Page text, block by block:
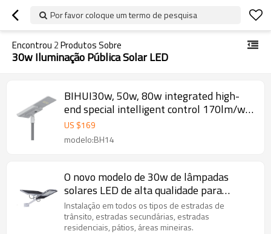
Por favor coloque um termo de pesquisa
Encontrou 2Produtos Sobre
30w Iluminação Pública Solar LED
BIHUI30w, 50w, 80w integrated high-
end special intelligent control 170lm/w
led street lamps
US $169
modelo:BH14
O novo modelo de 30w de lâmpadas
solares LED de alta qualidade para
iluminação exterior
Instalação em todos os tipos de estradas de
trânsito, estradas secundárias, estradas
residenciais, pátios, áreas mineiras.